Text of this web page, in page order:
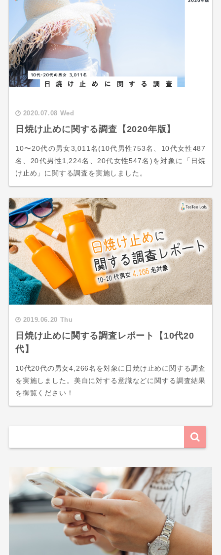
2020.07.08 Wed
日焼け止めに関する調査【2020年版】
10〜20代の男女3,011名(10代男性753名、10代女性487
名、20代男性1,224名、20代女性547名)を対象に「日焼
け止め」に関する調査を実施しました。
2019.06.20 Thu
日焼け止めに関する調査レポート【10代20
代】
10代20代の男女4,266名を対象に日焼け止めに関する調査
を実施しました。美白に対する意識などに関する調査結果
を御覧ください！